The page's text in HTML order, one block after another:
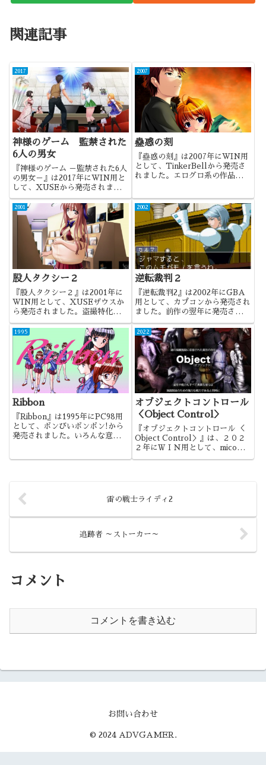
関連記事
2017
神様のゲーム 監禁された
6人の男女
『神様のゲーム －監禁された6人
の男女－』は2017年にWIN用と
して、XUSEから発売されまし
た。これも一つのエロゲの方向性
ではあるのでしょうが・・・
2007
蠱惑の刻
『蠱惑の刻』は2007年にWIN用
として、TinkerBellから発売さ
れました。エログロ系の作品であ
2001
股人タクシー２
『股人タクシー２』は2001年に
WIN用として、XUSEザウスか
ら発売されました。盗撮特化のシ
2002
逆転裁判２
『逆転裁判2』は2002年にGBA
用として、カプコンから発売され
ました。前作の翌年に発売された
1995
Ribbon
『Ribbon』は1995年にPC98用
として、ボンびいボンボン!から
発売されました。いろんな意味
2022
オブジェクトコントロール
＜Object Control＞
『オブジェクトコントロール ＜
Object Control＞』は、２０２
２年にＷＩＮ用として、micoか
雷の戦士ライディ2
追跡者 ～ストーカー～
コメント
コメントを書き込む
お問い合わせ
© 2024 ADVGAMER.